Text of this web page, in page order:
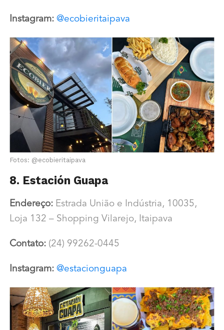
Instagram: @ecobieritaipava
Fotos: @ecobieritaipava
8. Estación Guapa
Endereço:Estrada União e Indústria, 10035,
Loja 132 – Shopping Vilarejo, Itaipava
Contato:(24) 99262-0445
Instagram: @estacionguapa